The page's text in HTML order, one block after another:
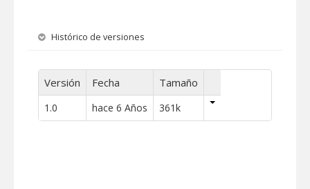
Histórico de versiones
Versión Fecha Tamaño
1.0 hace 6 Años 361k